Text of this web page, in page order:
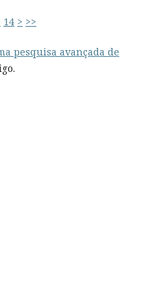
14 > >>
pesquisa avançada de